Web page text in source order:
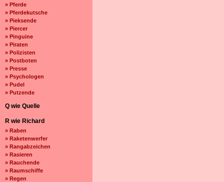
» Pferde
» Pferdekutsche
» Pieksende
» Piercer
» Pinguine
» Piraten
» Polizisten
» Postboten
» Presse
» Psychologen
» Pudel
» Putzende
Q wie Quelle
R wie Richard
» Raben
» Raketenwerfer
» Rangabzeichen
» Rasieren
» Rauchende
» Raumschiffe
» Regen